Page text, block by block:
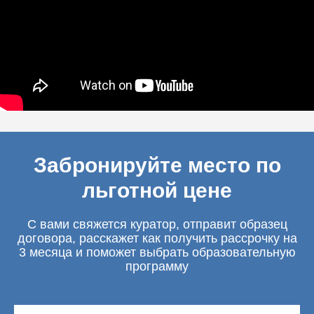
Забронируйте место по
льготной цене
С вами свяжется куратор, отправит образец
договора, расскажет как получить рассрочку на
3 месяца и поможет выбрать образовательную
программу